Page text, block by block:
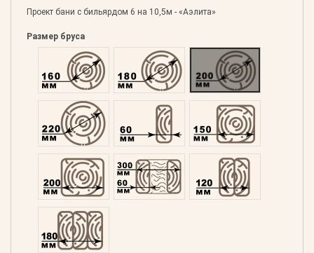
Проект бани с бильярдом 6 на 10,5м - «Аэлита»
Размер бруса
Оцилиндрованний 160Оцилиндрованний 180Оцилиндрованний
Оцилиндрованний 220Профилированний 60Профилированний
Профилированний 200Двойной 300 Клееный 120
Клееный 180